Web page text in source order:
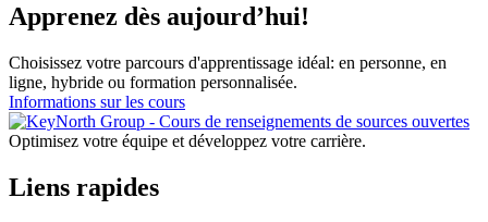
Apprenez dès aujourd’hui!
Choisissez votre parcours d'apprentissage idéal: en personne, en
ligne, hybride ou formation personnalisée.
Informations sur les cours
Optimisez votre équipe et développez votre carrière.
Liens rapides